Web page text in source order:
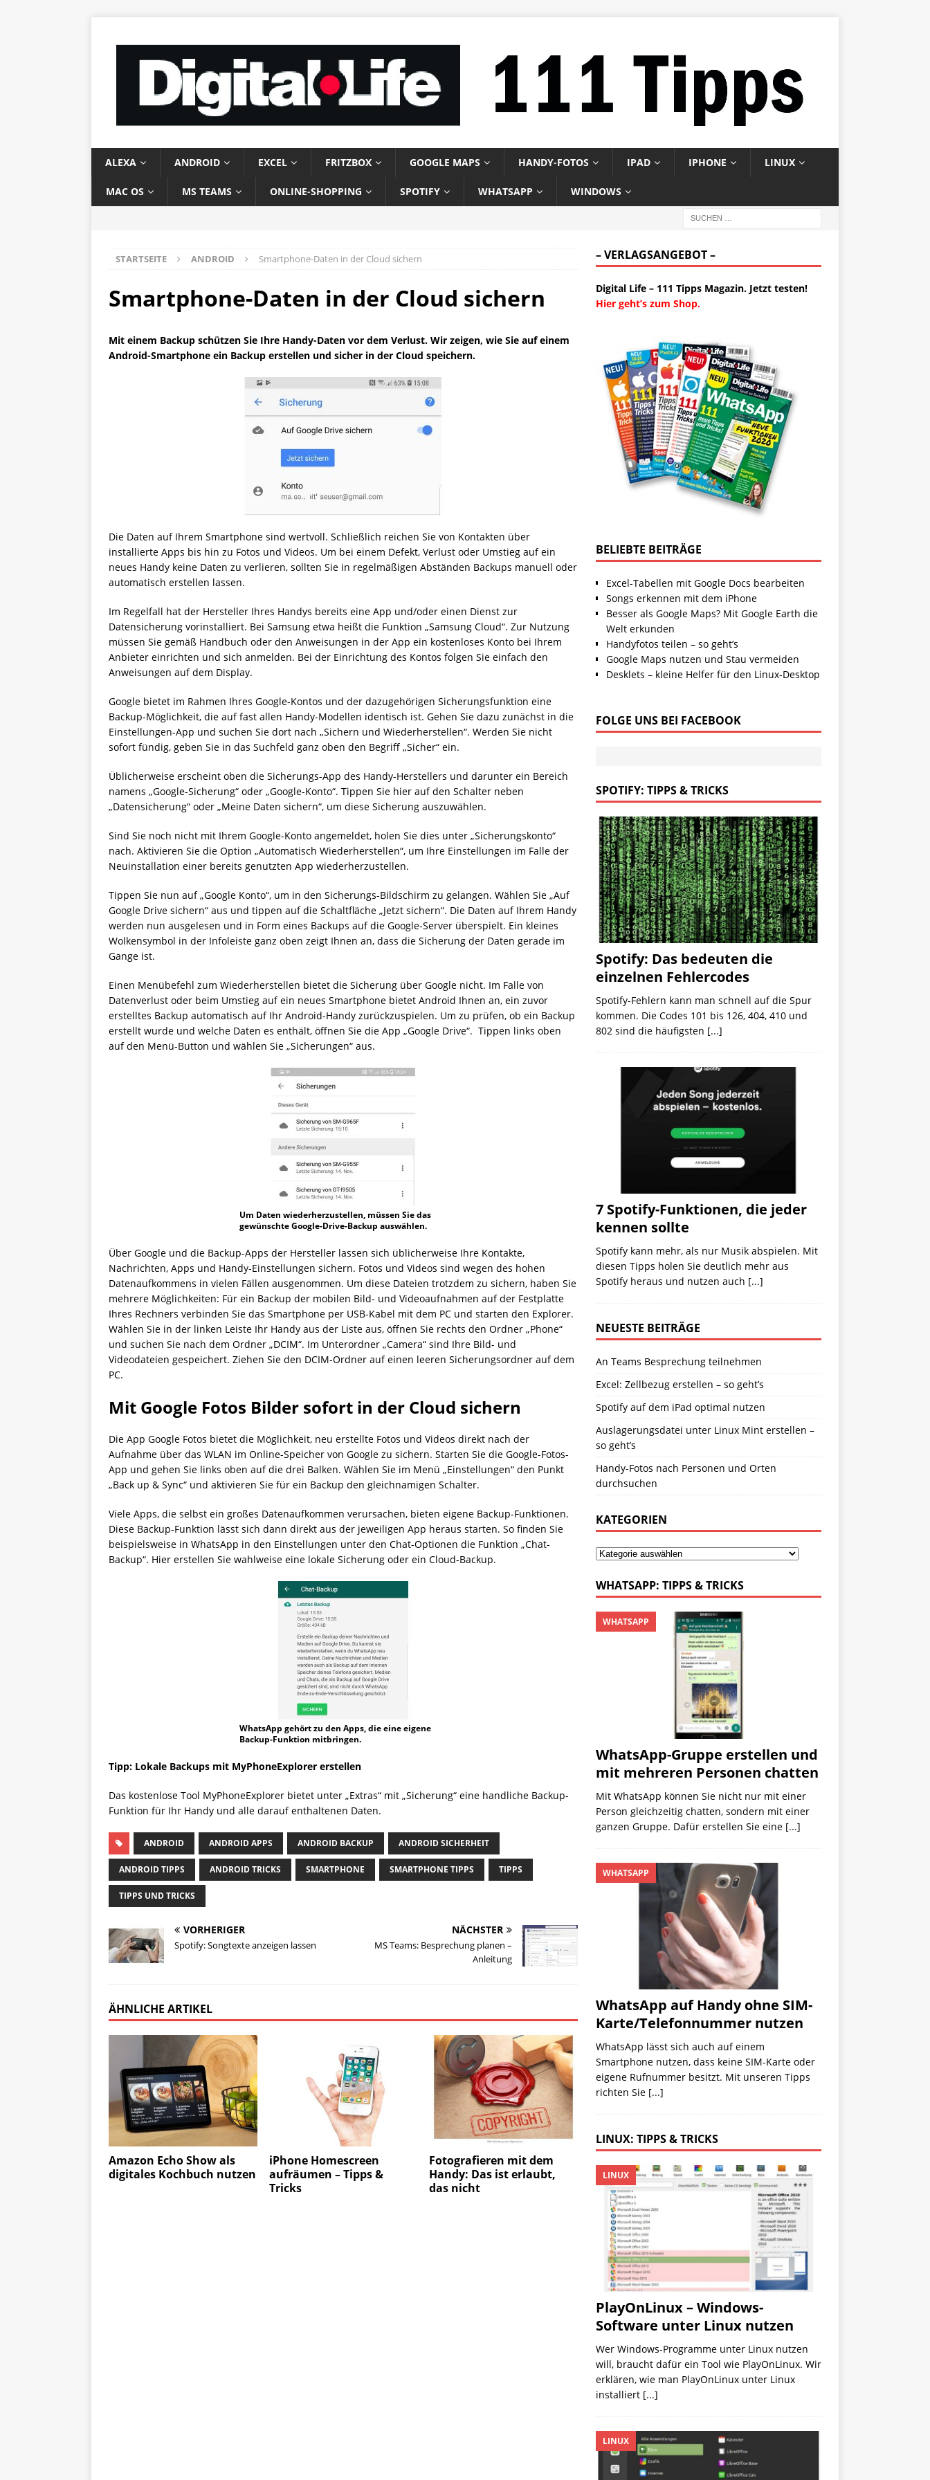
ALEXA ANDROID EXCEL FRITZBOX GOOGLE MAPS HANDY-FOTOS IPAD IPHONE LINUX
MAC OS MS TEAMS ONLINE-SHOPPING SPOTIFY WHATSAPP WINDOWS
STARTSEITE ANDROID Smartphone-Daten in der Cloud sichern
Smartphone-Daten in der Cloud sichern
Mit einem Backup schützen Sie Ihre Handy-Daten vor dem Verlust. Wir zeigen, wie Sie auf einem
Android-Smartphone ein Backup erstellen und sicher in der Cloud speichern.
Die Daten auf Ihrem Smartphone sind wertvoll. Schließlich reichen Sie von Kontakten über
installierte Apps bis hin zu Fotos und Videos. Um bei einem Defekt, Verlust oder Umstieg auf ein
neues Handy keine Daten zu verlieren, sollten Sie in regelmäßigen Abständen Backups manuell oder
automatisch erstellen lassen.
Im Regelfall hat der Hersteller Ihres Handys bereits eine App und/oder einen Dienst zur
Datensicherung vorinstalliert. Bei Samsung etwa heißt die Funktion „Samsung Cloud“. Zur Nutzung
müssen Sie gemäß Handbuch oder den Anweisungen in der App ein kostenloses Konto bei Ihrem
Anbieter einrichten und sich anmelden. Bei der Einrichtung des Kontos folgen Sie einfach den
Anweisungen auf dem Display.
Google bietet im Rahmen Ihres Google-Kontos und der dazugehörigen Sicherungsfunktion eine
Backup-Möglichkeit, die auf fast allen Handy-Modellen identisch ist. Gehen Sie dazu zunächst in die
Einstellungen-App und suchen Sie dort nach „Sichern und Wiederherstellen“. Werden Sie nicht
sofort fündig, geben Sie in das Suchfeld ganz oben den Begriff „Sicher“ ein.
Üblicherweise erscheint oben die Sicherungs-App des Handy-Herstellers und darunter ein Bereich
namens „Google-Sicherung“ oder „Google-Konto“. Tippen Sie hier auf den Schalter neben
„Datensicherung“ oder „Meine Daten sichern“, um diese Sicherung auszuwählen.
Sind Sie noch nicht mit Ihrem Google-Konto angemeldet, holen Sie dies unter „Sicherungskonto“
nach. Aktivieren Sie die Option „Automatisch Wiederherstellen“, um Ihre Einstellungen im Falle der
Neuinstallation einer bereits genutzten App wiederherzustellen.
Tippen Sie nun auf „Google Konto“, um in den Sicherungs-Bildschirm zu gelangen. Wählen Sie „Auf
Google Drive sichern“ aus und tippen auf die Schaltfläche „Jetzt sichern“. Die Daten auf Ihrem Handy
werden nun ausgelesen und in Form eines Backups auf die Google-Server überspielt. Ein kleines
Wolkensymbol in der Infoleiste ganz oben zeigt Ihnen an, dass die Sicherung der Daten gerade im
Gange ist.
Einen Menübefehl zum Wiederherstellen bietet die Sicherung über Google nicht. Im Falle von
Datenverlust oder beim Umstieg auf ein neues Smartphone bietet Android Ihnen an, ein zuvor
erstelltes Backup automatisch auf Ihr Android-Handy zurückzuspielen. Um zu prüfen, ob ein Back­up
erstellt wurde und welche Daten es enthält, öffnen Sie die App „Google Drive“. Tippen links oben
auf den Menü-Button und wählen Sie „Sicherungen“ aus.
Um Daten wiederherzustellen, müssen Sie das
gewünschte Google-Drive-Backup auswählen.
Über Google und die Backup-Apps der Hersteller lassen sich üblicherweise Ihre Kontakte,
Nachrichten, Apps und Handy-Einstellungen sichern. Fotos und Videos sind wegen des hohen
Datenaufkommens in vielen Fällen ausgenommen. Um diese Dateien trotzdem zu sichern, haben Sie
mehrere Möglichkeiten: Für ein Backup der mobilen Bild- und Videoaufnahmen auf der Festplatte
Ihres Rechners verbinden Sie das Smartphone per USB-Kabel mit dem PC und starten den Explorer.
Wählen Sie in der linken Leiste Ihr Handy aus der Liste aus, öffnen Sie rechts den Ordner „Phone“
und suchen Sie nach dem Ordner „DCIM“. Im Unterordner „Camera“ sind Ihre Bild- und
Videodateien gespeichert. Ziehen Sie den DCIM-Ordner auf einen leeren Sicherungsordner auf dem
PC.
Mit Google Fotos Bilder sofort in der Cloud sichern
Die App Google Fotos bietet die Möglichkeit, neu erstellte Fotos und Videos direkt nach der
Aufnahme über das WLAN im Online-Speicher von Google zu sichern. Starten Sie die Google-Fotos-
App und gehen Sie links oben auf die drei Balken. Wählen Sie im Menü „Einstellungen“ den Punkt
„Back up & Sync“ und aktivieren Sie für ein Backup den gleichnamigen Schalter.
Viele Apps, die selbst ein großes Daten­aufkommen verursachen, bieten eigene Backup-Funktionen.
Diese Backup-Funktion lässt sich dann direkt aus der jeweiligen App heraus starten. So finden Sie
beispielsweise in WhatsApp in den Einstellungen unter den Chat-Optionen die Funktion „Chat-
Backup“. Hier erstellen Sie wahlweise eine lokale Sicherung oder ein Cloud-Backup.
WhatsApp gehört zu den Apps, die eine eigene
Backup-Funktion mitbringen.
Tipp: Lokale Backups mit MyPhoneExplorer erstellen
Das kostenlose Tool MyPhoneExplorer bietet unter „Extras“ mit „Sicherung“ eine handliche Backup-
Funktion für Ihr Handy und alle darauf enthaltenen Daten.
ANDROID ANDROID APPS ANDROID BACKUP ANDROID SICHERHEIT
ANDROID TIPPS ANDROID TRICKS SMARTPHONE SMARTPHONE TIPPS TIPPS
TIPPS UND TRICKS
VORHERIGER
Spotify: Songtexte anzeigen lassen
NÄCHSTER
MS Teams: Besprechung planen –
Anleitung
ÄHNLICHE ARTIKEL
Amazon Echo Show als
digitales Kochbuch nutzen
iPhone Homescreen
aufräumen – Tipps &
Tricks
Fotografieren mit dem
Handy: Das ist erlaubt,
das nicht
– VERLAGSANGEBOT –
Digital Life – 111 Tipps Magazin. Jetzt testen!
Hier geht’s zum Shop.
BELIEBTE BEITRÄGE
Excel-Tabellen mit Google Docs bearbeiten
Songs erkennen mit dem iPhone
Besser als Google Maps? Mit Google Earth die
Welt erkunden
Handyfotos teilen – so geht’s
Google Maps nutzen und Stau vermeiden
Desklets – kleine Helfer für den Linux-Desktop
FOLGE UNS BEI FACEBOOK
SPOTIFY: TIPPS & TRICKS
Spotify: Das bedeuten die
einzelnen Fehlercodes
Spotify-Fehlern kann man schnell auf die Spur
kommen. Die Codes 101 bis 126, 404, 410 und
802 sind die häufigsten [...]
7 Spotify-Funktionen, die jeder
kennen sollte
Spotify kann mehr, als nur Musik abspielen. Mit
diesen Tipps holen Sie deutlich mehr aus
Spotify heraus und nutzen auch [...]
NEUESTE BEITRÄGE
An Teams Besprechung teilnehmen
Excel: Zellbezug erstellen – so geht’s
Spotify auf dem iPad optimal nutzen
Auslagerungsdatei unter Linux Mint erstellen –
so geht’s
Handy-Fotos nach Personen und Orten
durchsuchen
KATEGORIEN
WHATSAPP: TIPPS & TRICKS
WhatsApp-Gruppe erstellen und
mit mehreren Personen chatten
WHATSAPP
Mit WhatsApp können Sie nicht nur mit einer
Person gleichzeitig chatten, sondern mit einer
ganzen Gruppe. Dafür erstellen Sie eine [...]
WhatsApp auf Handy ohne SIM-
Karte/Telefonnummer nutzen
WHATSAPP
WhatsApp lässt sich auch auf einem
Smartphone nutzen, dass keine SIM-Karte oder
eigene Rufnummer besitzt. Mit unseren Tipps
richten Sie [...]
LINUX: TIPPS & TRICKS
PlayOnLinux – Windows-
Software unter Linux nutzen
LINUX
Wer Windows-Programme unter Linux nutzen
will, braucht dafür ein Tool wie PlayOnLinux. Wir
erklären, wie man PlayOnLinux unter Linux
installiert [...]
LINUX